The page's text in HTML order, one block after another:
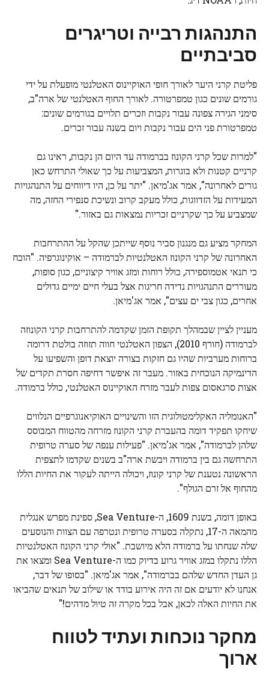
התנהגות רבייה וטריגרים
סביבתיים
פליטת קרני היער לאורך חופי האוקיינוס ​​האטלנטי מופעלת על ידי
גורמים שונים כגון טמפרטורה. לאורך החוף האטלנטי של ארה"ב,
סימני הגירה צפונה עבור נקבות וזכרים תלויים בגורמים שונים:
טמפרטורת פני הים עבור נקבות ויום בשנה עבור זכרים.
"למרות שכל קרני הקונוז בברמודה עד היום הן נקבות, ראינו גם
קרניים קטנות ולא בוגרות, המצביעות על כך שאולי התרחש כאן
גורים לאחרונה", אמר אג'מיאן. "יתר על כן, היו דיווחים על התנהגויות
המעידות על הזדווגות, כולל מעקב קרוב ונשיכת סנפירי החזה, מה
שמצביע על כך שקרניים זכריות נמצאות גם באזור."
המחקר מציע גם מנגנון סביר נוסף שייתכן שהקל על ההתרחבות
האחרונה של קרני הקונוז האטלנטיות לברמודה – אוקינוגרפיה. "הוכח
כי תנאי אטמוספירה, כולל רוחות ומזג אוויר קיצוניים, כגון סופות,
מעוררים התנהגויות נדידה חריגות אצל בעלי חיים ימיים גדולים
אחרים, כגון צבי ים עצים", אמר אג'מיאן.
מעניין לציין שבמהלך תקופת הזמן שקדמה להתרחבות קרני הקונוזה
לברמודה (חורף 2010), הצפון האטלנטי חווה תזוזה בולטת דרומה
ברוחות מערביות שהיו גם חזקות בצורה יוצאת דופן והשפיעו על
הדינמיקה הנוכחית באזור. מעבר זה איפשר דחיפה חסרת תקדים של
אצות סרגאסום צפות לעבר מזרח האוקיינוס ​​האטלנטי, כולל ברמודה.
"האנומליה האקלימטולוגית הזו והשינויים האוקיאנוגרפיים הנלווים
שיחקו תפקיד דומה בהעברת קרני הקונוז מזרחה מהטווח המבוסס
שלהן לברמודה", אמר אג'מיאן. "פעילות ענפה של סערה טרופית
התרחשה גם בין ברמודה ויבשת ארה"ב בשנים שקדמו לתצפית
הראשונה נטענת של קרני קונוז, ויכולה הייתה לעקור את החיות הללו
מהחוף אל זרם הגולף".
באופן דומה, בשנת 1609, ה-Sea Venture, ספינת מפרש אנגלית
מהמאה ה-17, נתקלה בסערה טרופית ונטרפה עם הצוות והנוסעים
שלה שנחתו על ברמודה הלא מיושבת. "אולי קרני הקונוז האטלנטיות
הללו נתקלו במזג אוויר גרוע בדיוק כמו ה-Sea Venture ומצאו את
גן העדן החדש שלהם בברמודה", אמר אג'מיאן. "בסופו של דבר,
אנחנו לא יודעים אם זה היה אירוע בודד או שילוב של תנאים שהביאו
את החיות האלה לכאן, אבל בכל מקרה זה טיול מדהים!"
מחקר נוכחות ועתיד לטווח
ארוך